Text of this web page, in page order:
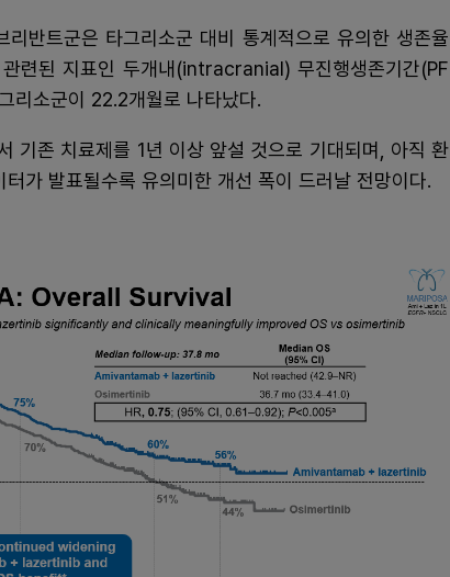
반트군은 타그리소군 대비 통계적으로 유의한 생존율
련된 지표인 두개내(intracranial) 무진행생존기간(PF
리소군이 22.2개월로 나타났다.
기존 치료제를 1년 이상 앞설 것으로 기대되며, 아직 환
가 발표될수록 유의미한 개선 폭이 드러날 전망이다.